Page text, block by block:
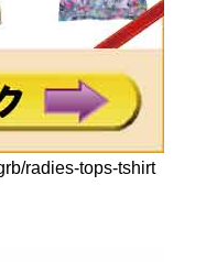
radies-tops-tshirt